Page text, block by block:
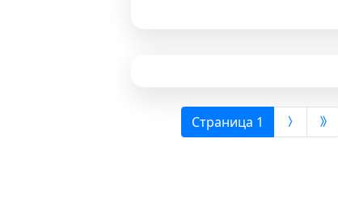
Страница 1 (выбрана)